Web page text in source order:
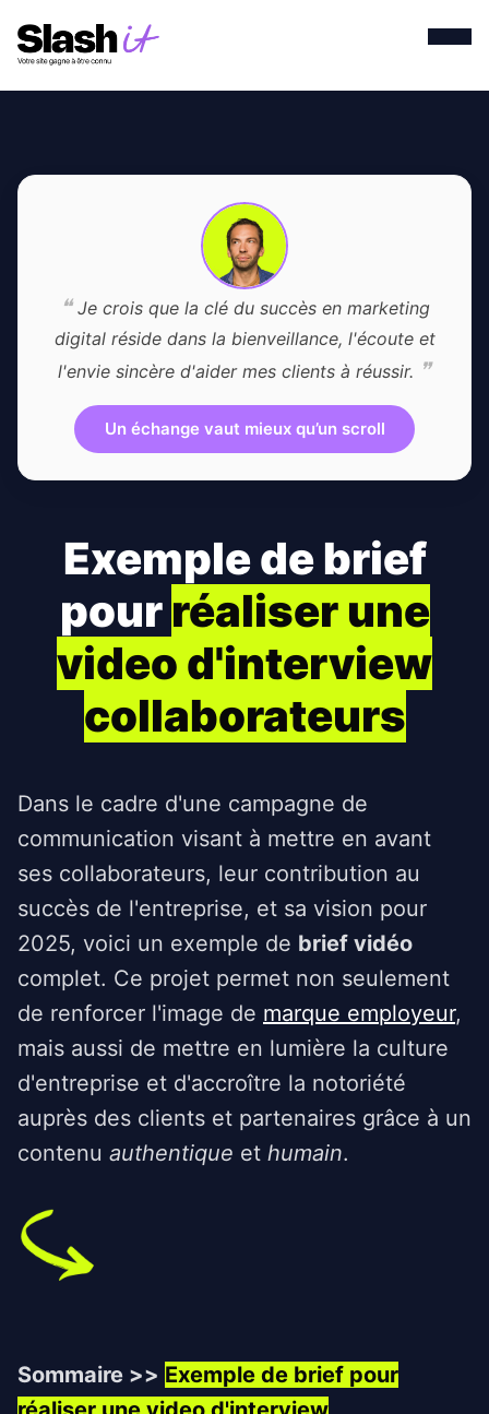
❝Je crois que la clé du succès en marketing
digital réside dans la bienveillance, l'écoute et
l'envie sincère d'aider mes clients à réussir. ❞
Un échange vaut mieux qu’un scroll
Exemple de brief
pour réaliser une
video d'interview
collaborateurs
Dans le cadre d'une campagne de
communication visant à mettre en avant
ses collaborateurs, leur contribution au
succès de l'entreprise, et sa vision pour
2025, voici un exemple de brief vidéo
complet. Ce projet permet non seulement
de renforcer l'image de marque employeur,
mais aussi de mettre en lumière la culture
d'entreprise et d'accroître la notoriété
auprès des clients et partenaires grâce à un
contenu authentique et humain.
Sommaire >> Exemple de brief pour